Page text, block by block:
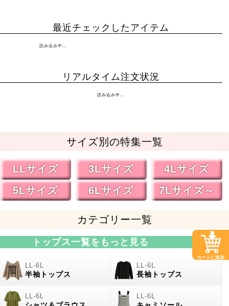
最近チェックしたアイテム
読み込み中...
リアルタイム注文状況
読み込み中...
サイズ別の特集一覧
LLサイズ 3Lサイズ
4Lサイズ
5Lサイズ
6Lサイズ 7Lサイズ～
カテゴリー一覧
トップス一覧をもっと見る
半袖トップス 長袖トップス
カートに追加